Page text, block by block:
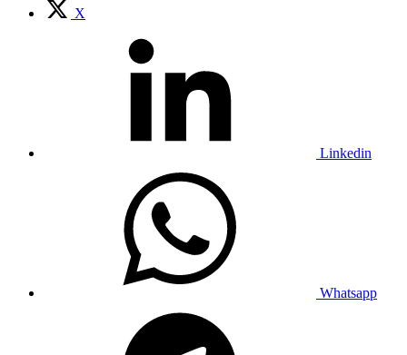
X
Linkedin
Whatsapp